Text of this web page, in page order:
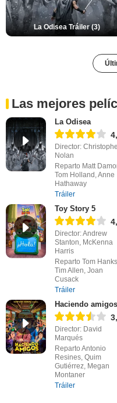
La Odisea Tráiler (3)
Las mejores
La Odisea
Director:
Nolan
Reparto Matt
Tom Holland, Anne
Hathaway
Tráiler
Toy Story 5
Director: Andrew
Stanton, McKenna
Harris
Reparto Tom
Tim Allen, Joan
Cusack
Tráiler
Haciendo amigos
Director: David
Marqués
Reparto Antonio
Resines, Quim
Gutiérrez, Megan
Montaner
Tráiler